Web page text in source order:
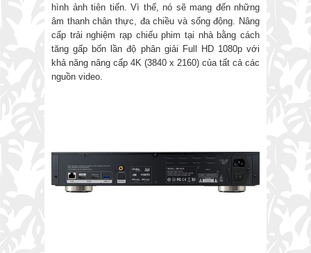
hình ảnh tiên tiến. Vì thế, nó sẽ mang đến những
âm thanh chân thực, đa chiều và sống động. Nâng
cấp trải nghiệm rạp chiếu phim tại nhà bằng cách
tăng gấp bốn lần độ phân giải Full HD 1080p với
khả năng nâng cấp 4K (3840 x 2160) của tất cả các
nguồn video.